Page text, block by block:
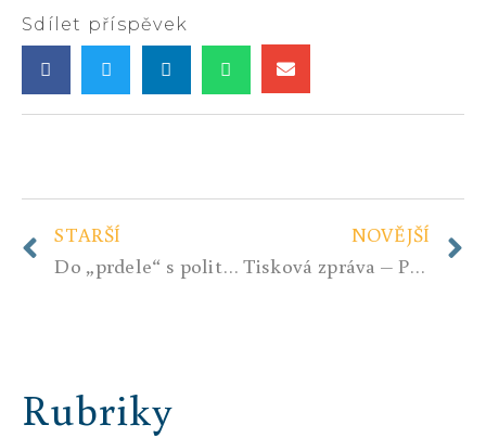
Sdílet příspěvek
STARŠÍ
Do „prdele“ s politickou a mediální korektností (těm utlocitným se omlouvám, ale když nám hoří dům, není čas na spisovnou češtinu)
NOVĚJŠÍ
Tisková zpráva – Programová konference 25.2.2017 – „Něco je špatně, je třeba to opravit“
Rubriky